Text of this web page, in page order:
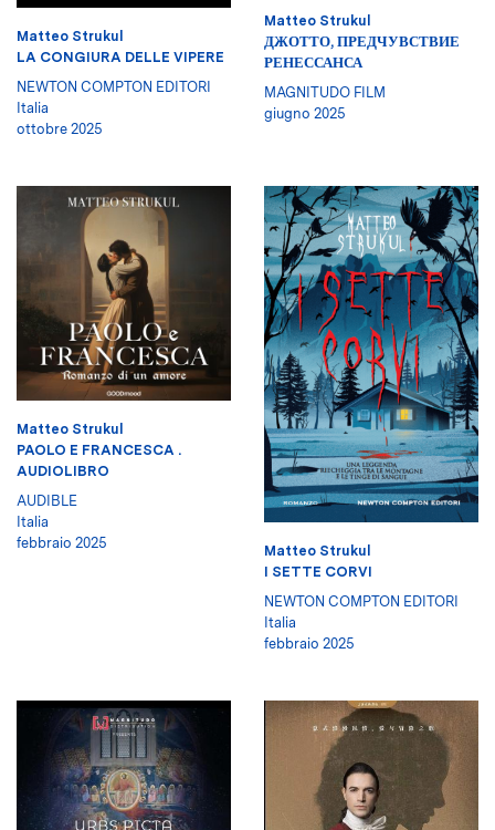
Matteo Strukul
LA CONGIURA DELLE VIPERE
NEWTON COMPTON EDITORI
Italia
ottobre 2025
Matteo Strukul
ДЖОТТО, ПРЕДЧУВСТВИЕ
РЕНЕССАНСА
MAGNITUDO FILM
giugno 2025
Matteo Strukul
PAOLO E FRANCESCA .
AUDIOLIBRO
AUDIBLE
Italia
febbraio 2025
Matteo Strukul
I SETTE CORVI
NEWTON COMPTON EDITORI
Italia
febbraio 2025